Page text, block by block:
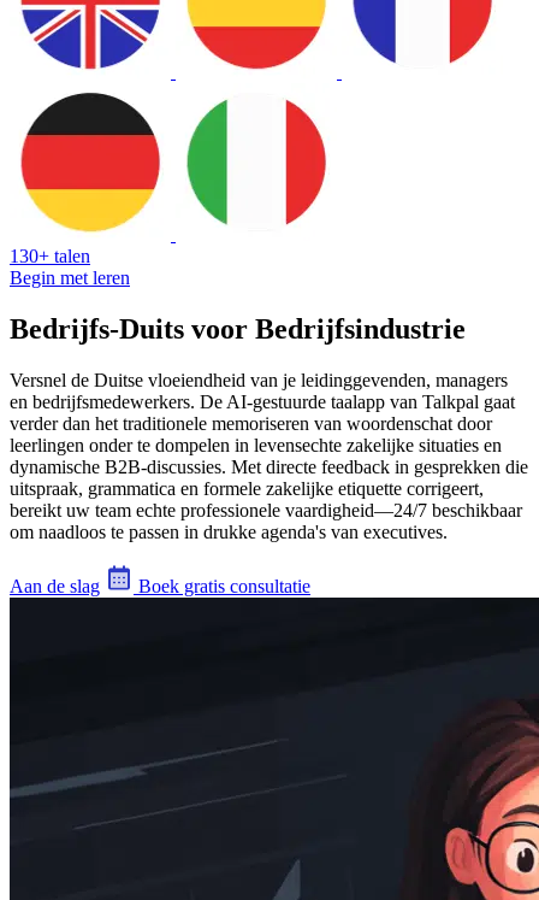
130+ talen
Begin met leren
Bedrijfs-Duits voor Bedrijfsindustrie
Versnel de Duitse vloeiendheid van je leidinggevenden, managers
en bedrijfsmedewerkers. De AI-gestuurde taalapp van Talkpal gaat
verder dan het traditionele memoriseren van woordenschat door
leerlingen onder te dompelen in levensechte zakelijke situaties en
dynamische B2B-discussies. Met directe feedback in gesprekken die
uitspraak, grammatica en formele zakelijke etiquette corrigeert,
bereikt uw team echte professionele vaardigheid—24/7 beschikbaar
om naadloos te passen in drukke agenda's van executives.
Aan de slag Boek gratis consultatie